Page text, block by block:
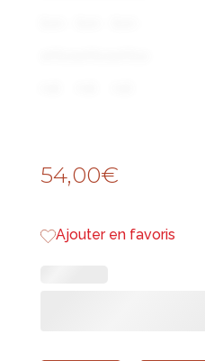
54,00€
Ajouter en favoris